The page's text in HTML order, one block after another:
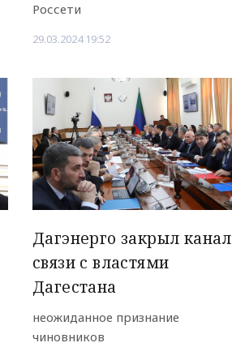
Россети
29.03.2024 19:52
Дагэнерго закрыл канал
связи с властями
Дагестана
неожиданное признание
чиновников